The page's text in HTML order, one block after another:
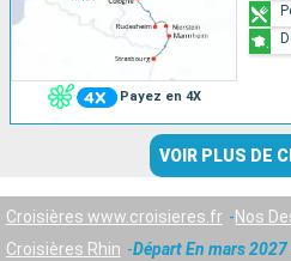
Payez en 4X
VOIR PLUS DE
Croisières www.croisieres.fr
Nos
Croisières Rhin
Départ En mars